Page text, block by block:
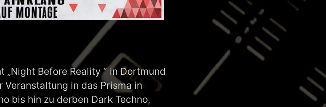
„Night Before Reality “ in Dortmund
in das Prisma in
bis hin zu derben Dark Techno,